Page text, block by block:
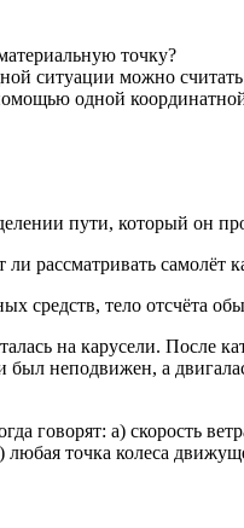
точку?
ситуации можно
одной
пути, который он
рассматривать
средств, тело отсчёта
на карусели. После
неподвижен, а
говорят: а) скорость
точка колеса